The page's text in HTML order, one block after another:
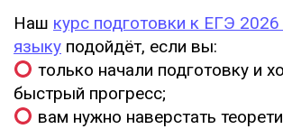
Наш курс подготовки к ЕГЭ
языку подойдёт, если вы:
только начали подготовку и
быстрый прогресс;
вам нужно наверстать